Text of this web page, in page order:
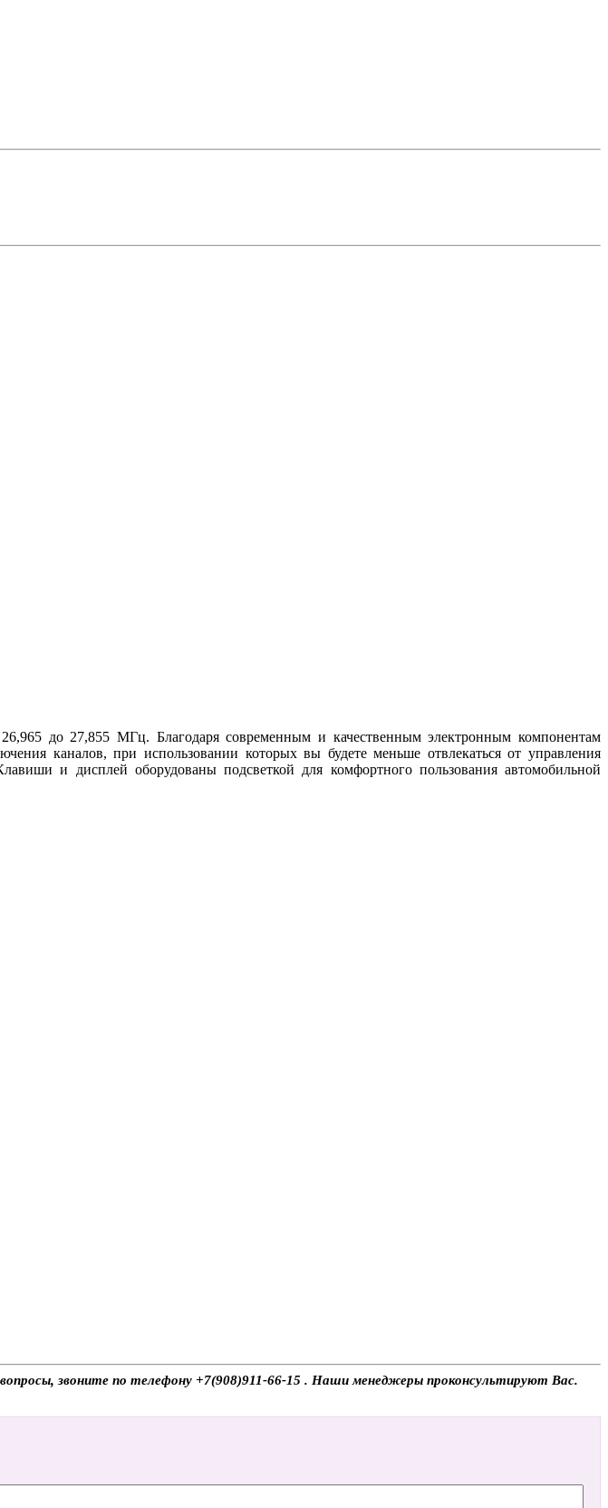
до 27,855 МГц. Благодаря современным и качественным электронным компонентам
каналов, при использовании которых вы будете меньше отвлекаться от управления
и дисплей оборудованы подсветкой для комфортного пользования автомобильной
звоните по телефону +7(908)911-66-15 . Наши менеджеры проконсультируют Вас.